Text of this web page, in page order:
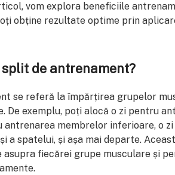
vom explora beneficiile
obține rezultate optime prin
split de antrenament?
se referă la împărțirea grupelor
De exemplu, poți alocă o zi pentru
antrenarea membrelor inferioare, o
a spatelui, și așa mai departe.
asupra fiecărei grupe musculare și